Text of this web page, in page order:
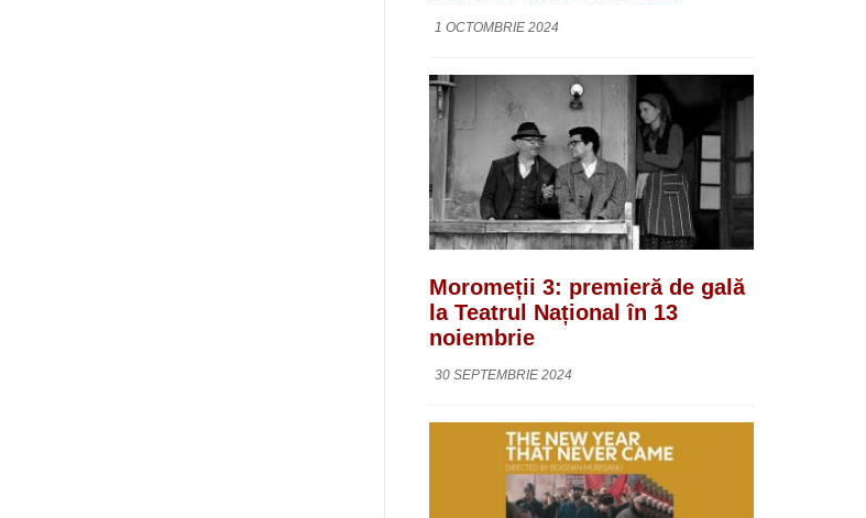
1 OCTOMBRIE 2024
Moromeții 3: premieră de gală
la Teatrul Național în 13
noiembrie
30 SEPTEMBRIE 2024